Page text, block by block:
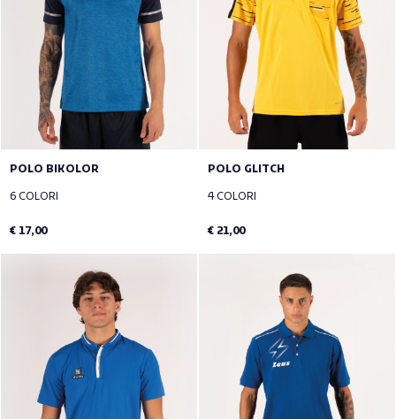
POLO BIKOLOR
6 COLORI
€ 17,00
POLO GLITCH
4 COLORI
€ 21,00